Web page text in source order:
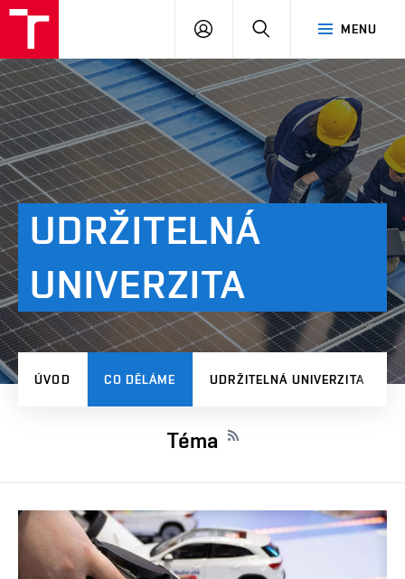
MENU
PŘIHLÁSIT
UDRŽITELNÁ
UNIVERZITA
ÚVOD CO DĚLÁME UDRŽITELNÁ UNIVERZITA
Téma